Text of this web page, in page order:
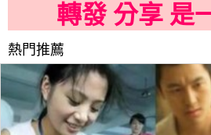
轉發 分享 是
熱門推薦